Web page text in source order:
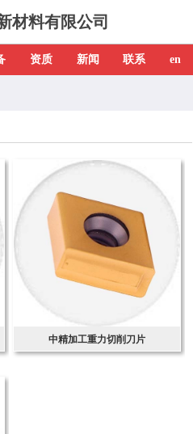
材料有限公司
资质 新闻 联系 en
中精加工重力切削刀片